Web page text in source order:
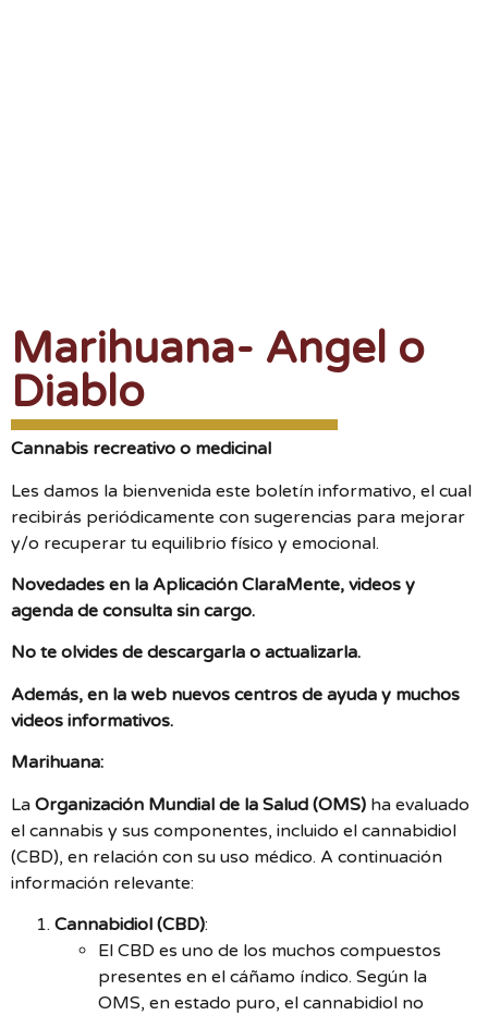
Marihuana- Angel o
Diablo
Cannabis recreativo o medicinal
Les damos la bienvenida este boletín informativo, el cual
recibirás periódicamente con sugerencias para mejorar
y/o recuperar tu equilibrio físico y emocional.
Novedades en la Aplicación ClaraMente, videos y
agenda de consulta sin cargo.
No te olvides de descargarla o actualizarla.
Además, en la web nuevos centros de ayuda y muchos
videos informativos.
Marihuana:
La Organización Mundial de la Salud (OMS) ha evaluado
el cannabis y sus componentes, incluido el cannabidiol
(CBD), en relación con su uso médico. A continuación
información relevante:
Cannabidiol (CBD):
El CBD es uno de los muchos compuestos
presentes en el cáñamo índico. Según la
OMS, en estado puro, el cannabidiol no